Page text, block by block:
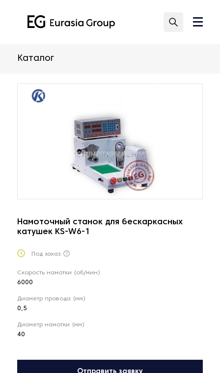
Каталог
Намоточный станок для бескаркасных
катушек KS-W6-1
Под заказ
Скорость намотки (об/мин)
6000
Диаметр провода (мм)
0,5
Диаметр намотки (мм)
40